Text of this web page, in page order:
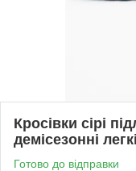
Кросівки сірі
демісезонні
Готово до відправки